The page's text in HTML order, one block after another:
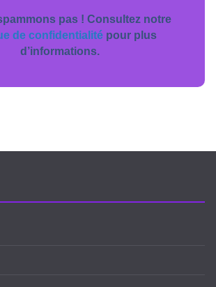
pas ! Consultez notre
de confidentialitépour plus
d’informations.